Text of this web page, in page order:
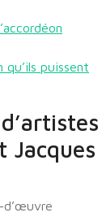
puissent
Jacques
d’œuvre